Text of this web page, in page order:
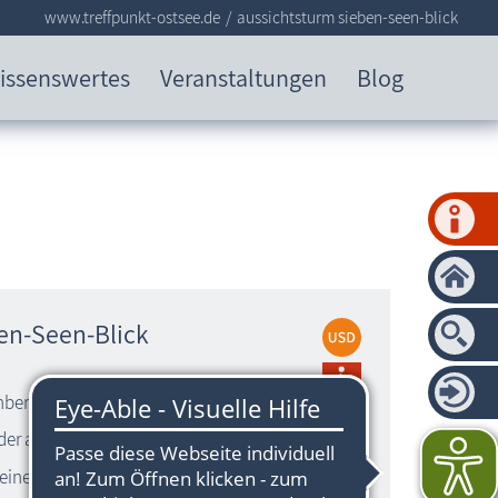
Veranstaltungen Blog
www.treffpunkt-ostsee.de aussichtsturm sieben-seen-blick
Seen-Blick
bei Neu Sallenthin
anderen Seite des Weges
und Großer Krebssee, Gothensee,